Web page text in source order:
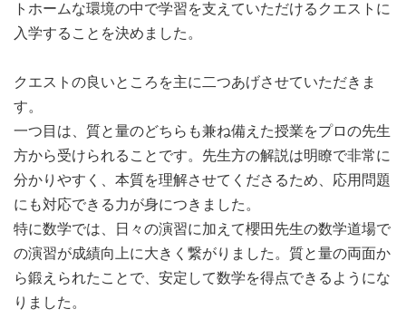
トホームな環境の中で学習を支えていただけるクエストに
入学することを決めました。
クエストの良いところを主に二つあげさせていただきま
す。
一つ目は、質と量のどちらも兼ね備えた授業をプロの先生
方から受けられることです。先生方の解説は明瞭で非常に
分かりやすく、本質を理解させてくださるため、応用問題
にも対応できる力が身につきました。
特に数学では、日々の演習に加えて櫻田先生の数学道場で
の演習が成績向上に大きく繋がりました。質と量の両面か
ら鍛えられたことで、安定して数学を得点できるようにな
りました。